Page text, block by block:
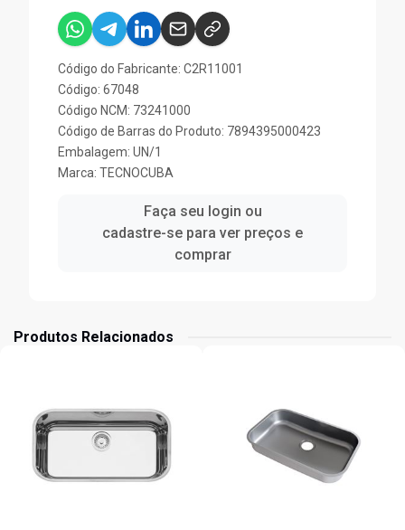
Código do Fabricante: C2R11001
Código: 67048
Código NCM: 73241000
Código de Barras do Produto: 7894395000423
Embalagem: UN/1
Marca: TECNOCUBA
Faça seu login ou
cadastre-se para ver preços e
comprar
Produtos Relacionados